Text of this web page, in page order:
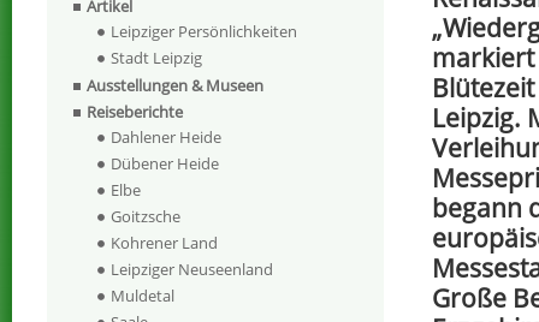
markiert
Leipzig.
begann
Große
Artikel
Leipziger Persönlichkeiten
Stadt Leipzig
Ausstellungen & Museen
Reiseberichte
Dahlener Heide
Dübener Heide
Elbe
Goitzsche
Kohrener Land
Leipziger Neuseenland
Muldetal